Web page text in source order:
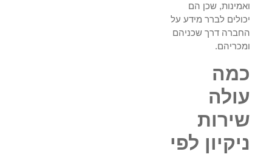
ואמינות, שכן הם
יכולים לברר מידע על
החברה דרך שכניהם
ומכריהם.
כמה
עולה
שירות
ניקיון לפי